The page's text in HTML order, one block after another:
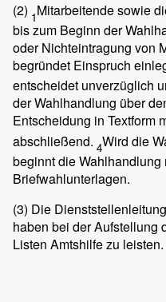
(2) 1Mitarbeitende sowie
bis zum Beginn der
oder Nichteintragung von
begründet Einspruch
entscheidet unverzüglich
der Wahlhandlung über
Entscheidung in Textform
abschließend. 4Wird die
beginnt die Wahlhandlung
Briefwahlunterlagen.
(3) Die
haben bei der Aufstellung
Listen Amtshilfe zu leisten.